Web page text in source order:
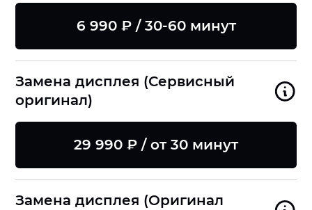
6 990 ₽ / 30-60 минут
Замена дисплея (Сервисный
оригинал)
29 990 ₽ / от 30 минут
Замена дисплея (Оригинал